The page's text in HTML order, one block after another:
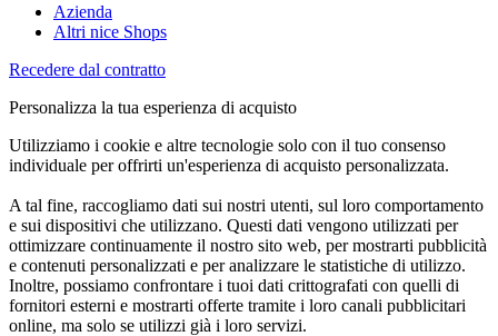
Azienda
Altri nice Shops
Recedere dal contratto
Personalizza la tua esperienza di acquisto
Utilizziamo i cookie e altre tecnologie solo con il tuo consenso
individuale per offrirti un'esperienza di acquisto personalizzata.
A tal fine, raccogliamo dati sui nostri utenti, sul loro comportamento
e sui dispositivi che utilizzano. Questi dati vengono utilizzati per
ottimizzare continuamente il nostro sito web, per mostrarti pubblicità
e contenuti personalizzati e per analizzare le statistiche di utilizzo.
Inoltre, possiamo confrontare i tuoi dati crittografati con quelli di
fornitori esterni e mostrarti offerte tramite i loro canali pubblicitari
online, ma solo se utilizzi già i loro servizi.